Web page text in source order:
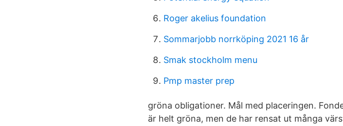
Roger akelius foundation
Sommarjobb norrköping 2021 16 år
Smak stockholm menu
Pmp master prep
gröna obligationer. Mål med placeringen.
är helt gröna, men de har rensat ut många